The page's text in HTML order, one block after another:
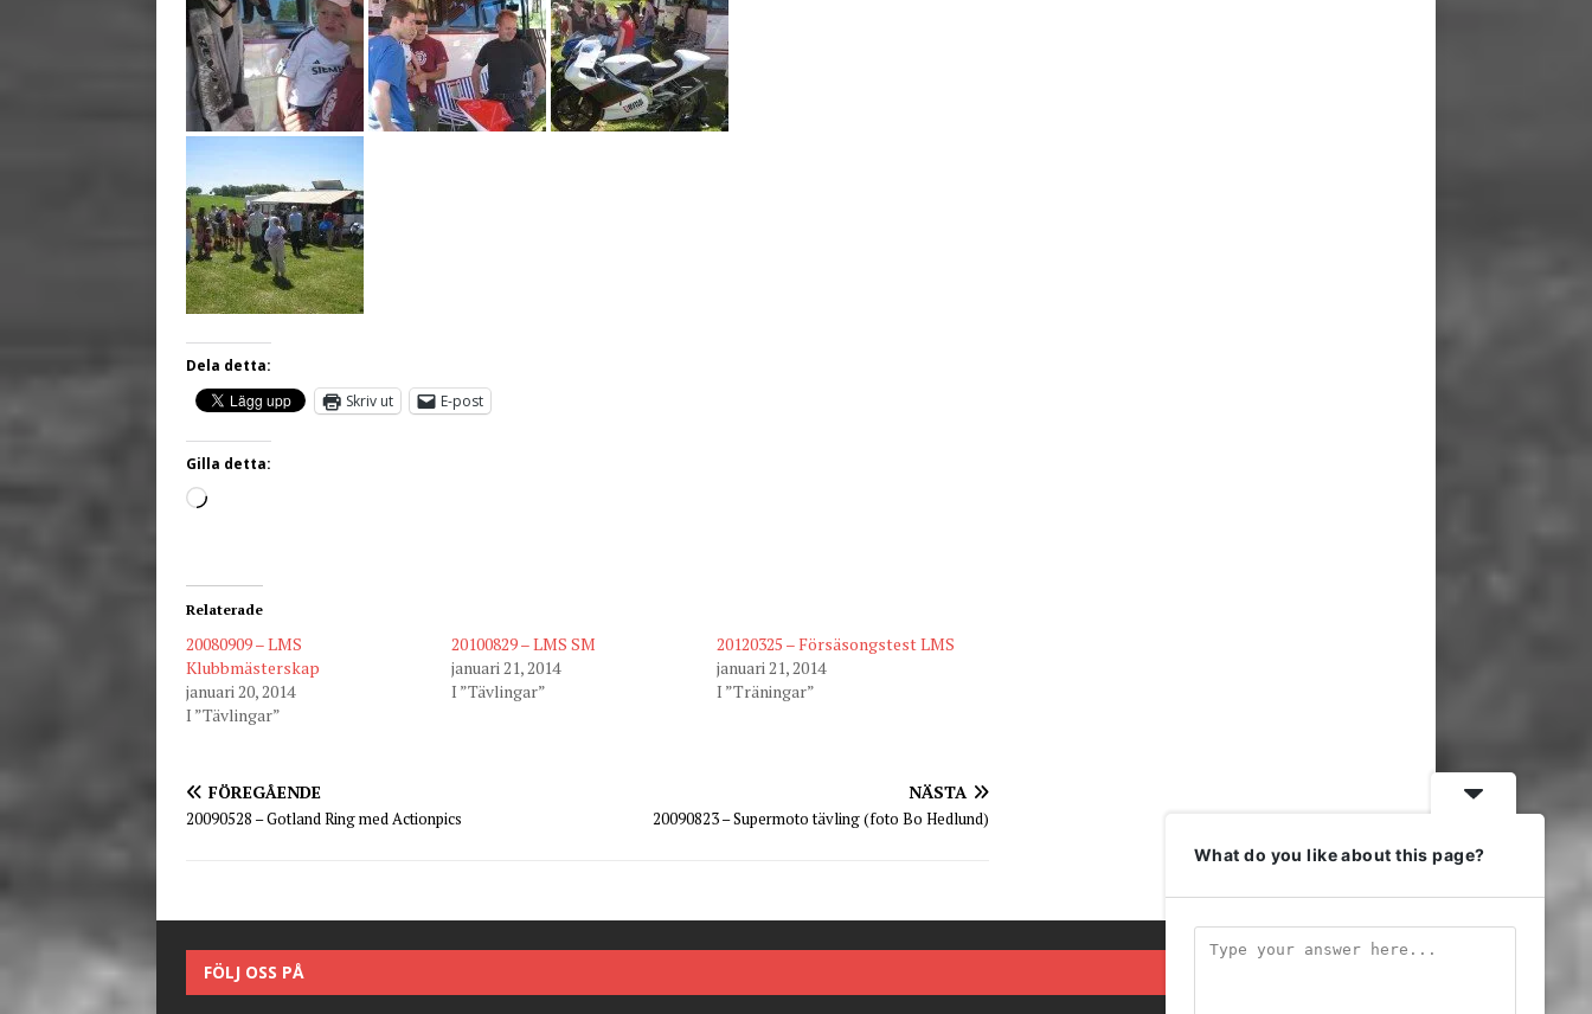
Dela detta:
Skriv ut
E-post
Gilla detta:
Relaterade
20080909 – LMS
Klubbmästerskap
januari 20, 2014
I ”Tävlingar”
20100829 – LMS SM
januari 21, 2014
I ”Tävlingar”
20120325 – Försäsongstest LMS
januari 21, 2014
I ”Träningar”
FÖREGÅENDE
20090528 – Gotland Ring med Actionpics
NÄSTA
20090823 – Supermoto tävling (foto Bo Hedlund)
FÖLJ OSS PÅ
What do you like about this page?